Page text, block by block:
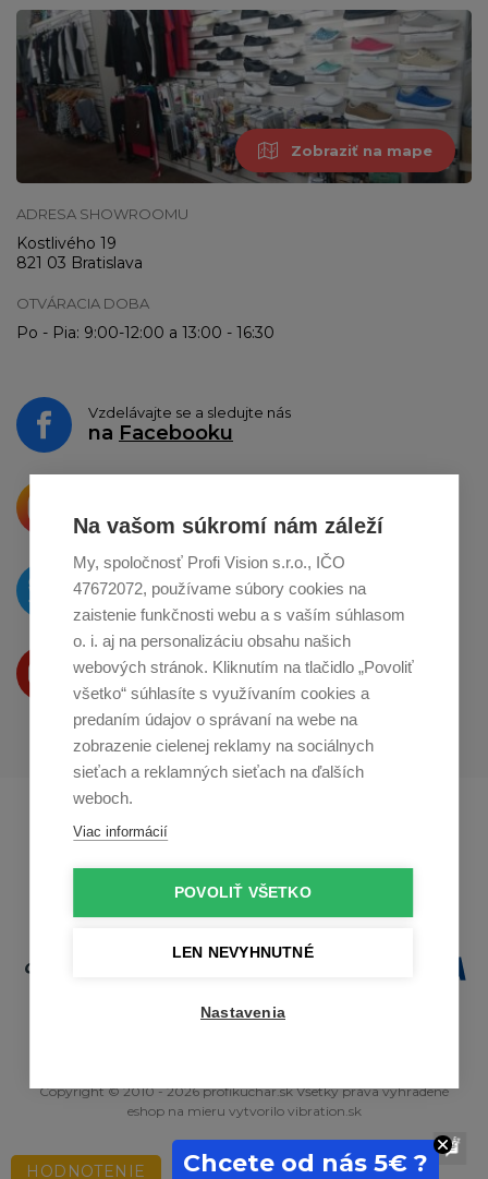
Zobraziť na mape
ADRESA SHOWROOMU
Kostlivého 19
821 03 Bratislava
OTVÁRACIA DOBA
Po - Pia: 9:00-12:00 a 13:00 - 16:30
Vzdelávajte se a sledujte nás
na Facebooku
o zdieľanie naInstagrame
O novinkách píšeme
naTwitteri
Produkty Vám predstavujeme
na Youtube
Profikuchař.cz
Copyright © 2010 - 2026 profikuchar.sk Všetky práva vyhradené
eshop na mieru vytvorilo vibration.sk
HODNOTENIE
Na vašom súkromí nám záleží
My, spoločnosť Profi Vision s.r.o., IČO
47672072, používame súbory cookies na
zaistenie funkčnosti webu a s vaším súhlasom
o. i. aj na personalizáciu obsahu našich
webových stránok. Kliknutím na tlačidlo „Povoliť
všetko“ súhlasíte s využívaním cookies a
predaním údajov o správaní na webe na
zobrazenie cielenej reklamy na sociálnych
sieťach a reklamných sieťach na ďalších
weboch.
Viac informácií
POVOLIŤ VŠETKO
LEN NEVYHNUTNÉ
Nastavenia
Chcete od nás 5€ ?